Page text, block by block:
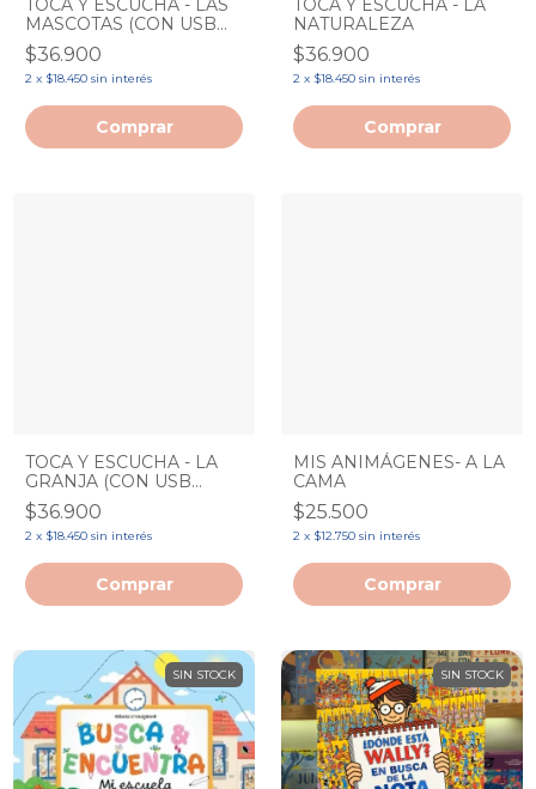
TOCA Y ESCUCHA - LAS
MASCOTAS (CON USB
RECARGABLE)
$36.900
2 x $18.450 sin interés
TOCA Y ESCUCHA - LA
NATURALEZA
$36.900
2 x $18.450 sin interés
TOCA Y ESCUCHA - LA
GRANJA (CON USB
RECARGABLE)
$36.900
2 x $18.450 sin interés
MIS ANIMÁGENES- A LA
CAMA
$25.500
2 x $12.750 sin interés
SIN STOCK SIN STOCK